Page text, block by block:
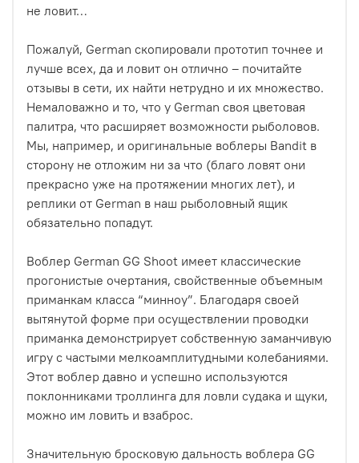
не ловит…
Пожалуй, German скопировали прототип точнее и
лучше всех, да и ловит он отлично – почитайте
отзывы в сети, их найти нетрудно и их множество.
Немаловажно и то, что у German своя цветовая
палитра, что расширяет возможности рыболовов.
Мы, например, и оригинальные воблеры Bandit в
сторону не отложим ни за что (благо ловят они
прекрасно уже на протяжении многих лет), и
реплики от German в наш рыболовный ящик
обязательно попадут.
Воблер German GG Shoot имеет классические
прогонистые очертания, свойственные объемным
приманкам класса “минноу”. Благодаря своей
вытянутой форме при осуществлении проводки
приманка демонстрирует собственную заманчивую
игру с частыми мелкоамплитудными колебаниями.
Этот воблер давно и успешно используются
поклонниками троллинга для ловли судака и щуки,
можно им ловить и взаброс.
Значительную бросковую дальность воблера GG